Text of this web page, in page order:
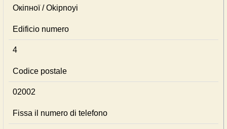
Окіпної / Okipnoyi
Edificio numero
4
Codice postale
02002
Fissa il numero di telefono